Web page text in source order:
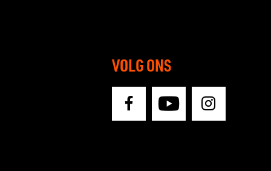
VOLG ONS